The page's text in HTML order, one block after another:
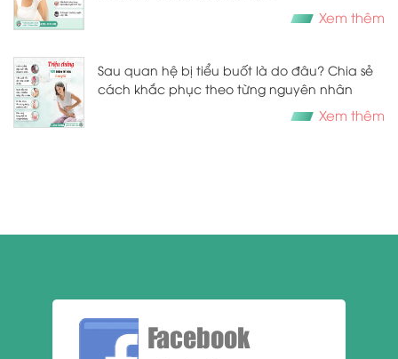
Xem thêm
Sau quan hệ bị tiểu buốt là do đâu? Chia sẻ
cách khắc phục theo từng nguyên nhân
Xem thêm
Facebook